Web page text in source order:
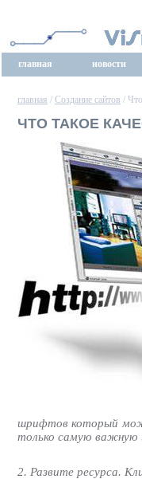
главная новости
главная / Создание сайтов /
ЧТО ТАКОЕ
шрифтов который
только самую важную
2. Развите ресурса.